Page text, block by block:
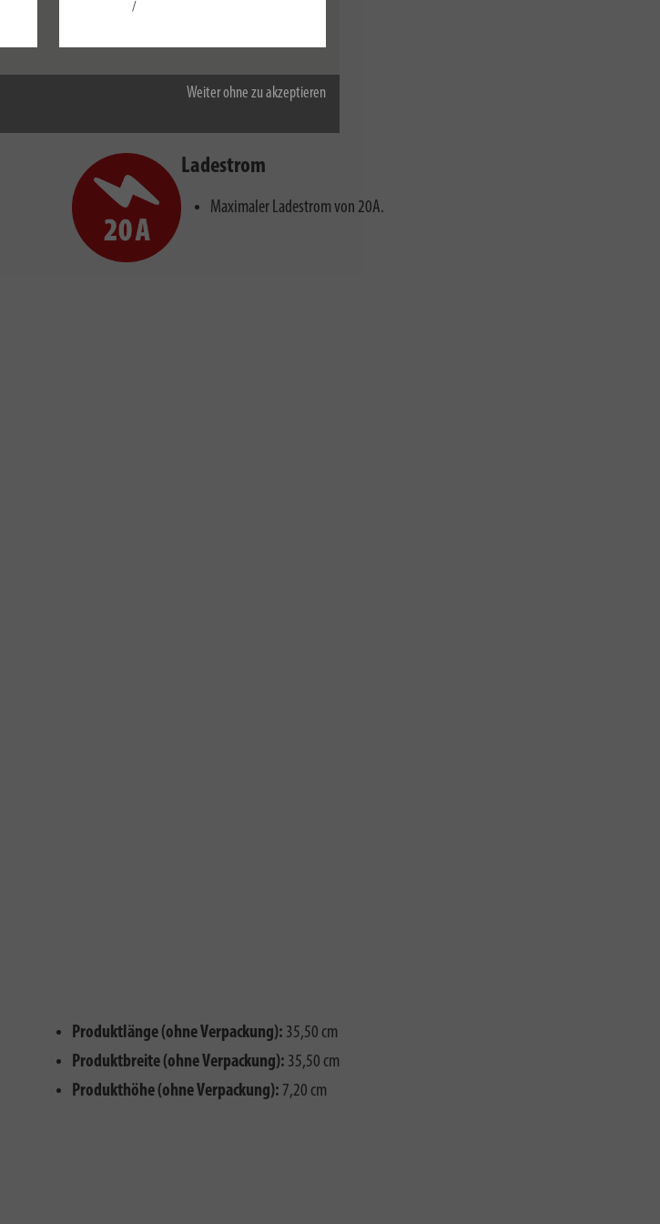
Alle akzeptieren
Weiter ohne zu akzeptieren
/
Ladestrom
Maximaler Ladestrom von 20A.
Produktlänge (ohne Verpackung): 35,50 cm
Produktbreite (ohne Verpackung): 35,50 cm
Produkthöhe (ohne Verpackung): 7,20 cm